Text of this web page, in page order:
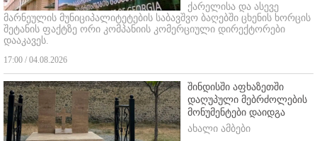
ქარელისა და ასევე
მარნეულის მუნიციპალიტეტების საბავშვო ბაღებში ცხენის ხორცის
შეტანის ფაქტზე ორი კომპანიის კომერციული დირექტორები
დააკავეს.
17:00 / 04.08.2026
შინდისში აფხაზეთში
დაღუპული მებრძოლების
მონუმენტები დაიდგა
ახალი ამბები